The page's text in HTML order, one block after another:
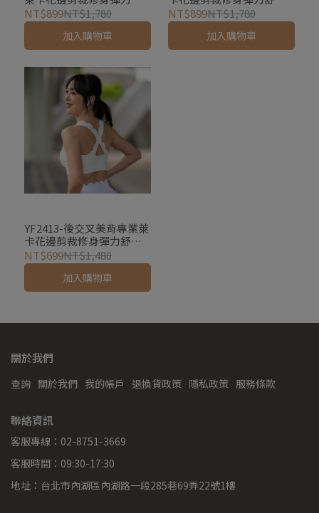
適透氣健身背心上衣瑜珈
服
NT$899NT$1,780
加入購物車
透氣健身背心上衣瑜珈服
NT$899NT$1,780
加入購物車
YF2413-後交叉美背專業萊
卡花邊剪裁修身彈力舒適
透氣健身背心上衣瑜珈服
NT$699NT$1,480
加入購物車
關於我們
查詢 關於我們 我的帳戶 退換貨政策 隱私政策 服務條款
聯絡資訊
客服專線：02-8751-3669
客服時間：09:30-17:30
地址：台北市內湖區內湖路一段285巷69弄22號1樓